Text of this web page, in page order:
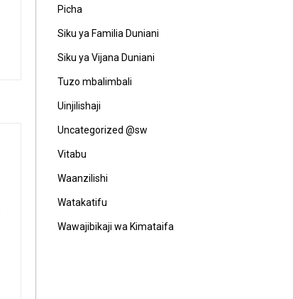
Picha
Siku ya Familia Duniani
Siku ya Vijana Duniani
Tuzo mbalimbali
Uinjilishaji
Uncategorized @sw
Vitabu
Waanzilishi
Watakatifu
Wawajibikaji wa Kimataifa